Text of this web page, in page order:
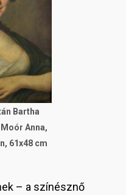
Bartha
Anna,
61x48 cm
– a színésznő